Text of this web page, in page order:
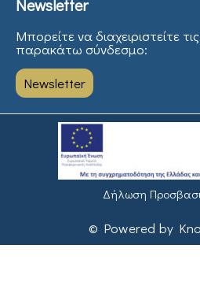
Newsletter
Μπορείτε να διαχειριστείτε
παρακάτω σύνδεσμο:
Newsletter
Δήλωση
© Powered by